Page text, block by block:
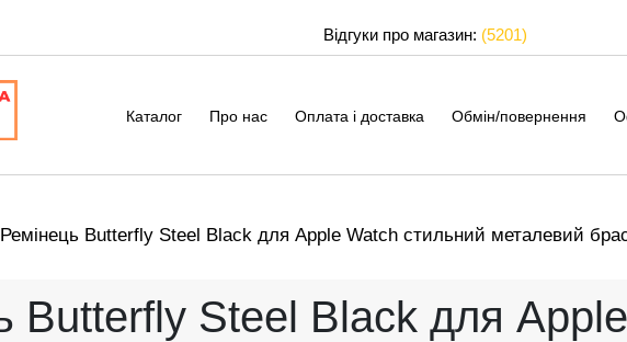
Відгуки про магазин: (5201)
Каталог Про нас Оплата і доставка Обмін/повернення
Ремінець Butterfly Steel Black для Apple Watch стильний металевий
Butterfly Steel Black для